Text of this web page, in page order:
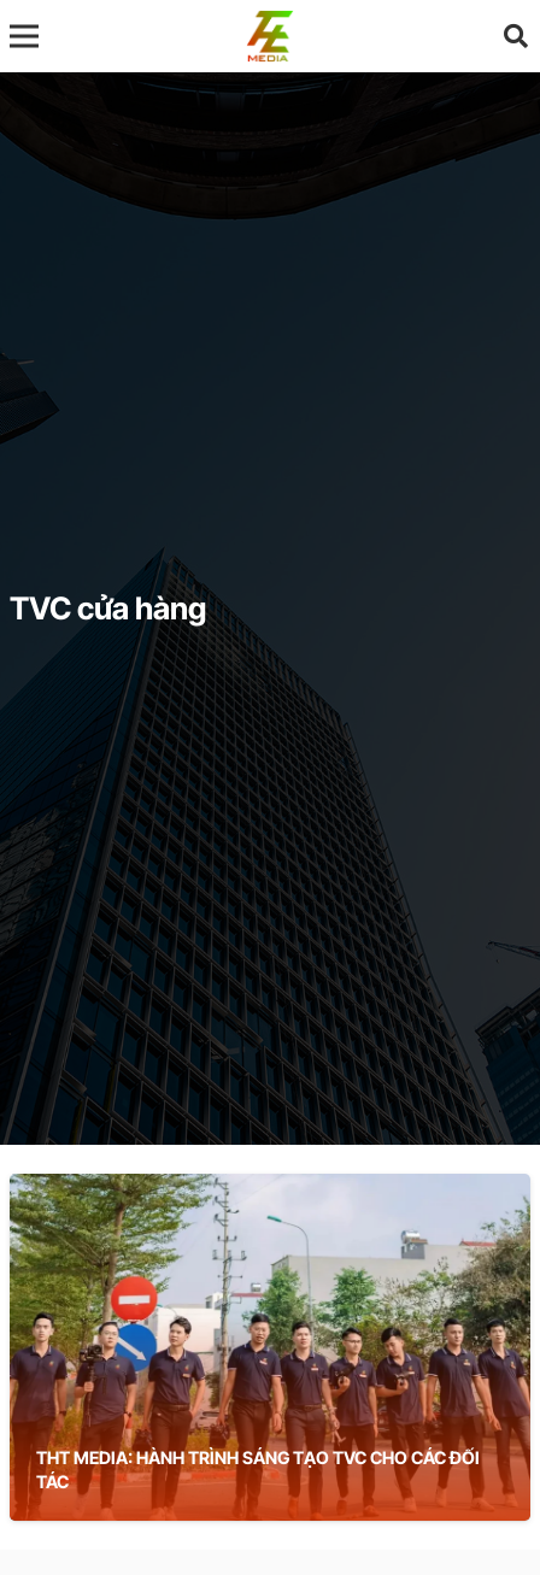
TVC cửa hàng
THT MEDIA: HÀNH TRÌNH SÁNG TẠO TVC CHO CÁC ĐỐI
TÁC